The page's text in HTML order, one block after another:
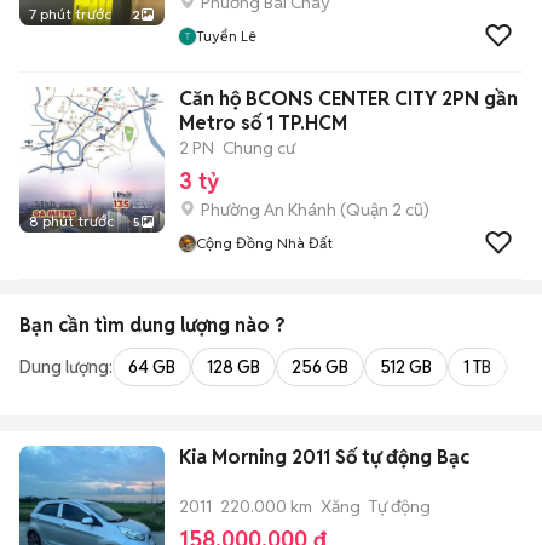
7 phút trước 2
Tuyển Lê
8 phút trước 5
Căn hộ BCONS CENTER CITY 2PN gần
Metro số 1 TP.HCM
2 PN Chung cư
3 tỷ
Phường An Khánh (Quận 2 cũ)
Cộng Đồng Nhà Đất
Bạn cần tìm dung lượng nào ?
Dung lượng: 64 GB 128 GB 256 GB 512 GB 1 TB
Kia Morning 2011 Số tự động Bạc
2011 220.000 km Xăng Tự động